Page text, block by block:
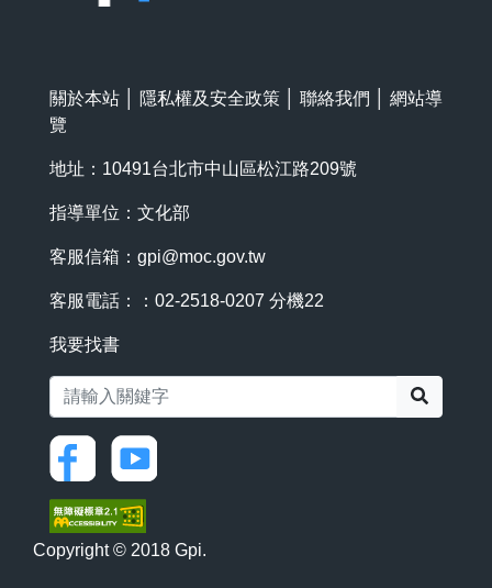
關於本站 隱私權及安全政策 聯絡我們
網站導
覽
地址：10491台北市中山區松江路209號
指導單位：文化部
客服信箱： gpi@moc.gov.tw
客服電話：：02-2518-0207 分機22
我要找書
Copyright © 2018 Gpi.